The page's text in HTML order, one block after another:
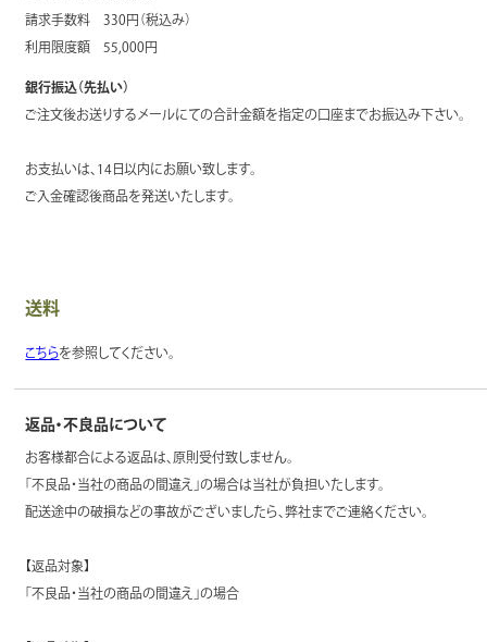
請求手数料 330円（税込み）
利用限度額 55,000円
銀行振込（先払い）
ご注文後お送りするメールにての合計金額を指定の口座までお振込み下さい。
お支払いは、14日以内にお願い致します。
ご入金確認後商品を発送いたします。
送料
こちらを参照してください。
返品・不良品について
お客様都合による返品は、原則受付致しません。
「不良品・当社の商品の間違え」の場合は当社が負担いたします。
配送途中の破損などの事故がございましたら、弊社までご連絡ください。
【返品対象】
「不良品・当社の商品の間違え」の場合